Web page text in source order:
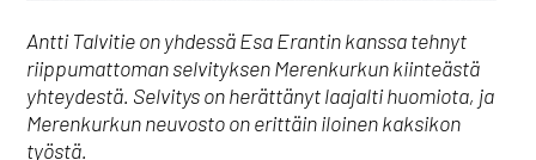
Antti Talvitie on yhdessä Esa Erantin kanssa tehnyt
riippumattoman selvityksen Merenkurkun kiinteästä
yhteydestä. Selvitys on herättänyt laajalti huomiota, ja
Merenkurkun neuvosto on erittäin iloinen kaksikon
työstä.